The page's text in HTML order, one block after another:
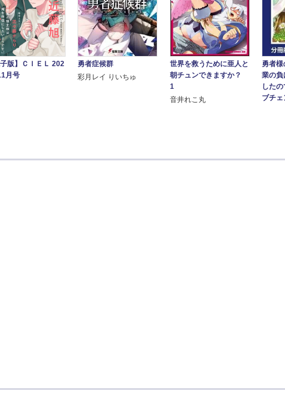
子版】ＣＩＥＬ 202
月号
勇者症候群
彩月レイ りいちゅ
世界を救うために亜人と
朝チュンできますか？
1
音井れこ丸
勇者
業の負
した
ブチェ